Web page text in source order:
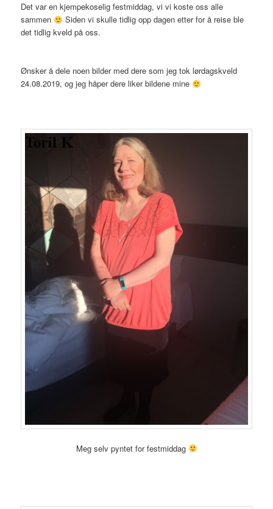
Det var en kjempekoselig festmiddag, vi vi koste oss alle
sammen
Siden vi skulle tidlig opp dagen etter for å reise ble
det tidlig kveld på oss.
Ønsker å dele noen bilder med dere som jeg tok lørdagskveld
24.08.2019, og jeg håper dere liker bildene mine
Meg selv pyntet for festmiddag